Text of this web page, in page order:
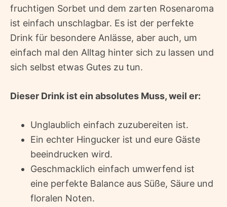
fruchtigen Sorbet und dem zarten Rosenaroma
ist einfach unschlagbar. Es ist der perfekte
Drink für besondere Anlässe, aber auch, um
einfach mal den Alltag hinter sich zu lassen und
sich selbst etwas Gutes zu tun.
Dieser Drink ist ein absolutes Muss, weil er:
Unglaublich einfach zuzubereiten ist.
Ein echter Hingucker ist und eure Gäste
beeindrucken wird.
Geschmacklich einfach umwerfend ist 
eine perfekte Balance aus Süße, Säure und
floralen Noten.